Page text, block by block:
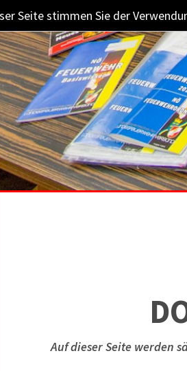
Seite stimmen Sie der
Auf dieser Seite werden